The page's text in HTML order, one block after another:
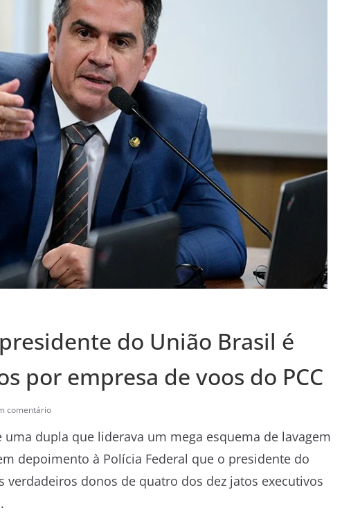
do União Brasil é
por empresa de voos do PCC
comentário
dupla que liderava um mega esquema de lavagem
depoimento à Polícia Federal que o presidente do
verdadeiros donos de quatro dos dez jatos executivos